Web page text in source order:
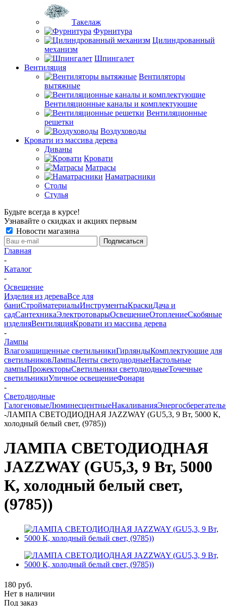
Такелаж
Фурнитура
Цилиндрованный
механизм
Шпингалет
Вентиляция
Вентиляторы
вытяжные
Вентиляционные каналы и комплектующие
Вентиляционные
решетки
Воздуховоды
Кровати из массива дерева
Диваны
Кровати
Матрасы
Наматрасники
Столы
Стулья
Будьте всегда в курсе!
Узнавайте о скидках и акциях первым
Новости магазина
Главная
-
Каталог
-
Освещение
Изделия из дереваВсе для
баниСтройматериалыИнструментыКраскиДача и
садСантехникаЭлектротоварыОсвещениеОтоплениеСкобяные
изделияВентиляцияКровати из массива дерева
-
Лампы
Влагозащищенные светильникиГирляндыКомплектующие для
светильниковЛампыЛенты светодиодныеНастольные
лампыПрожекторыСветильники светодиодныеТочечные
светильникиУличное освещениеФонари
-
Светодиодные
ГалогеновыеЛюминесцентныеНакаливания
-ЛАМПА СВЕТОДИОДНАЯ JAZZWAY (GU5,3, 9 Вт, 5000 К,
холодный белый свет, (9785))
ЛАМПА СВЕТОДИОДНАЯ
JAZZWAY (GU5,3, 9 Вт, 5000
К, холодный белый свет,
(9785))
180 руб.
Нет в наличии
Под заказ